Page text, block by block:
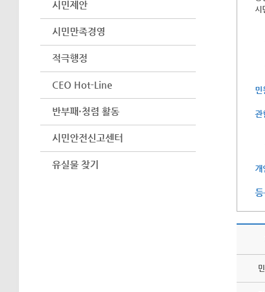
시민제안
시민만족경영
적극행정
CEO Hot-Line
반부패·청렴 활동
시민안전신고센터
유실물 찾기
시
민
관
개